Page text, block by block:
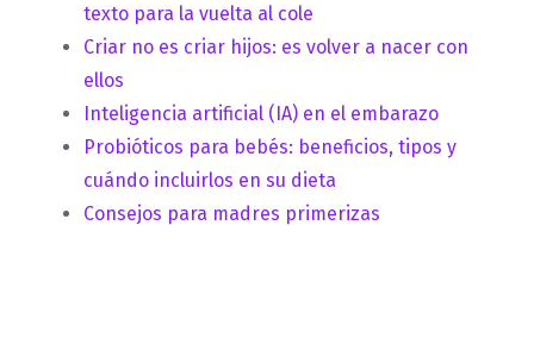
texto para la vuelta al cole
Criar no es criar hijos: es volver a nacer con
ellos
Inteligencia artificial (IA) en el embarazo
Probióticos para bebés: beneficios, tipos y
cuándo incluirlos en su dieta
Consejos para madres primerizas